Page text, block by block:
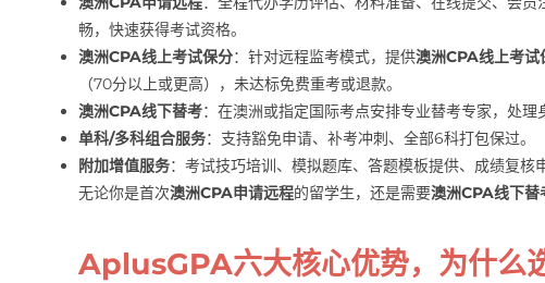
畅，快速获得考试资格。
澳洲CPA线上考试保分：针对远程监考模式，提供澳洲CPA线上考试
（70分以上或更高），未达标免费重考或退款。
澳洲CPA线下替考：在澳洲或指定国际考点安排专业替考专家，处理
单科/多科组合服务：支持豁免申请、补考冲刺、全部6科打包保过。
附加增值服务：考试技巧培训、模拟题库、答题模板提供、成绩复核
无论你是首次澳洲CPA申请远程的留学生，还是需要澳洲CPA线下替
AplusGPA六大核心优势，为什么